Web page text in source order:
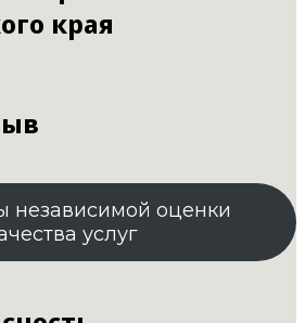
края
независимой оценки
услуг